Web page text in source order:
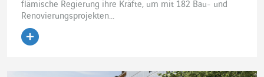
flämische Regierung ihre Kräfte, um mit 182 Bau- und
Renovierungsprojekten...